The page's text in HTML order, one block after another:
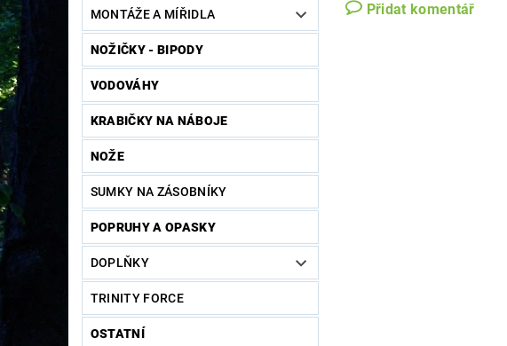
MONTÁŽE A MÍŘIDLA
NOŽIČKY - BIPODY
VODOVÁHY
KRABIČKY NA NÁBOJE
NOŽE
SUMKY NA ZÁSOBNÍKY
POPRUHY A OPASKY
DOPLŇKY
TRINITY FORCE
OSTATNÍ
Přidat komentář